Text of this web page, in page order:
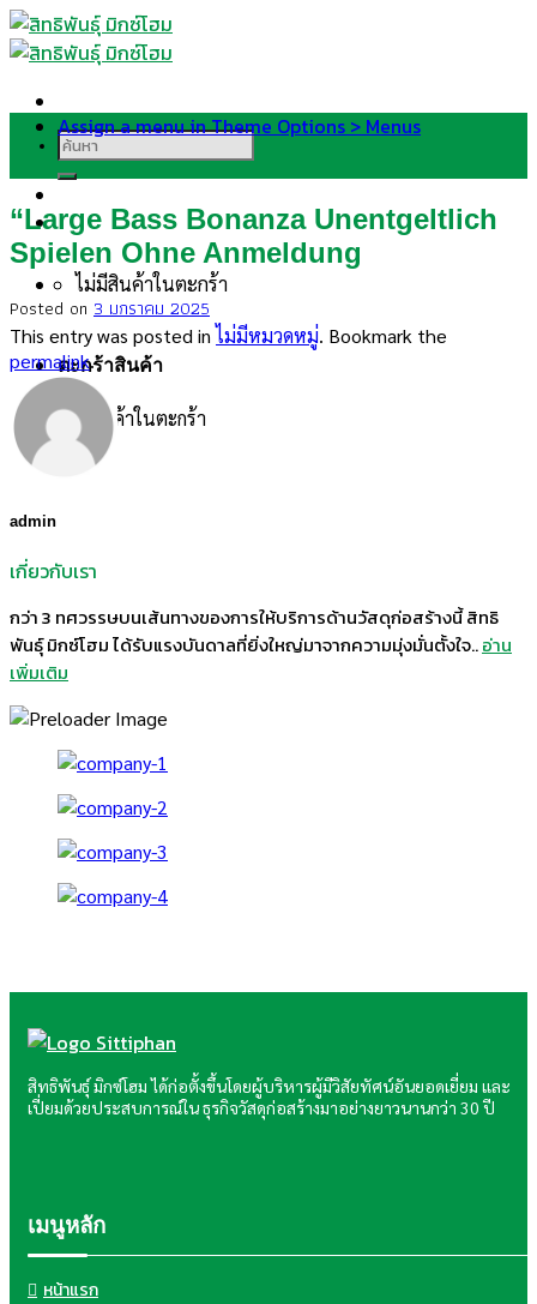
Skip
to
ค้นหา:
ไม่มีสินค้าในตะกร้า
ตะกร้าสินค้า
ไม่มีสินค้าในตะกร้า
Assign a menu in Theme Options > Menus
“Large Bass Bonanza Unentgeltlich
Spielen Ohne Anmeldung
Posted on 3 มกราคม 2025
This entry was posted inไม่มีหมวดหมู่. Bookmark the
permalink.
admin
เกี่ยวกับเรา
กว่า 3 ทศวรรษบนเส้นทางของการให้บริการด้านวัสดุก่อสร้างนี้ สิทธิ
พันธุ์ มิกซ์โฮม ได้รับแรงบันดาลที่ยิ่งใหญ่มาจากความมุ่งมั่นตั้งใจ..อ่าน
เพิ่มเติม
สิทธิพันธุ์ มิกซ์โฮม ได้ก่อตั้งขึ้นโดยผู้บริหารผู้มีวิสัยทัศน์อันยอดเยี่ยม และ
เปี่ยมด้วยประสบการณ์ใน ธุรกิจวัสดุก่อสร้างมาอย่างยาวนานกว่า 30 ปี
เมนูหลัก
หน้าแรก